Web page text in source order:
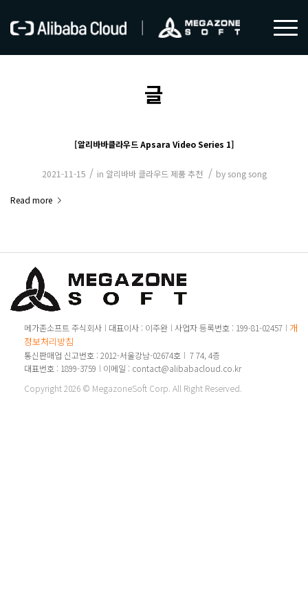
글
[알리바바클라우드 Apsara Video Series 1]
2021-11-15 / in 알리바바 클라우드 제품 추천 / by song song
Read more
메가존소프트 주식회사 대표이사 : 이주완 사업자 등록번호 : 199-81-02457
개인
정보처리방침
통신판매업 신고번호 : 2012-서울강남-02674호
7 74, 4층
대표번호 : 1899-3759
이메일 : contact@alibabacloud.co.kr
Copyright 2026 © MegazoneSoft Corp. All Right Reserved.